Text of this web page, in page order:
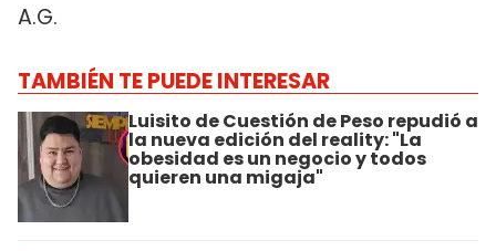
A.G.
TAMBIÉN TE PUEDE INTERESAR
Luisito de Cuestión de Peso repudió a
la nueva edición del reality: "La
obesidad es un negocio y todos
quieren una migaja"